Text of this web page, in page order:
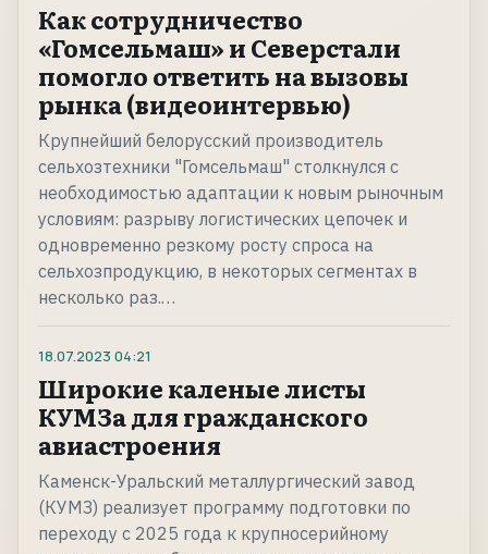
Как сотрудничество
«Гомсельмаш» и Северстали
помогло ответить на вызовы
рынка (видеоинтервью)
Крупнейший белорусский производитель
сельхозтехники "Гомсельмаш" столкнулся с
необходимостью адаптации к новым рыночным
условиям: разрыву логистических цепочек и
одновременно резкому росту спроса на
сельхозпродукцию, в некоторых сегментах в
несколько раз.…
18.07.2023 04:21
Широкие каленые листы
КУМЗа для гражданского
авиастроения
Каменск-Уральский металлургический завод
(КУМЗ) реализует программу подготовки по
переходу с 2025 года к крупносерийному